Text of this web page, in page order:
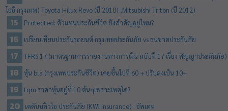
โออิ กรุงเทพ) Toyota Hilux Revo (ปี 2018) ,Mitsubishi Triton (ปี 2012)
Protected: ตัวแทนประกันชีวิต ยังสำคัญอยู่ไหม?
เปรียบเทียบประกันรถยนต์ กรุงเทพประกันภัย vs ธนชาตประกันภัย
TFRS 17 (มาตรฐานการรายงานทางการเงิน ฉบับที่ 17 เรื่อง สัญญาประกันภัย)
หุ้น bla (กรุงเทพประกันชีวิต) เคยขึ้นไปที่ 60 + ปรับลงเป็น 10+
tqm ราคาหุ้นอยู่ที่ 10 ต้นๆเพราะเหตุใด?
เคดับบลิวไอ ประกันภัย (KWI insurance) : อัพเดท